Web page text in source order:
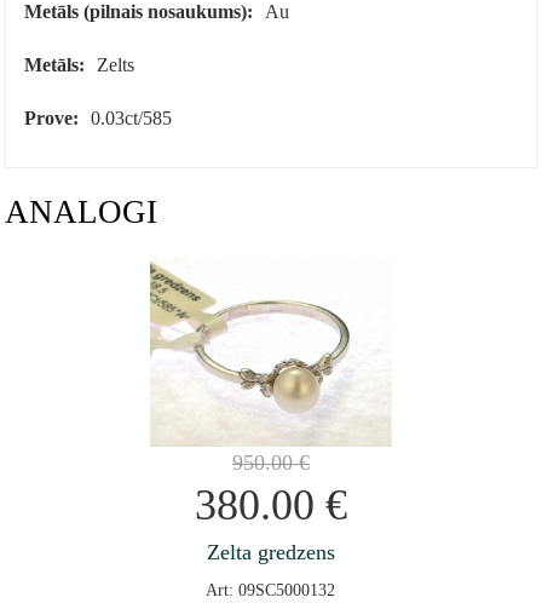
Metāls (pilnais nosaukums): Au
Metāls: Zelts
Prove: 0.03ct/585
ANALOGI
950.00€
380.00 €
Zelta gredzens
Art: 09SC5000132